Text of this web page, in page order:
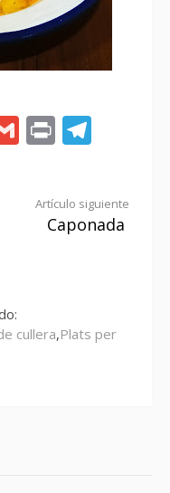
Gmail
Print
Artículo siguiente
Caponada
cullera,Plats per